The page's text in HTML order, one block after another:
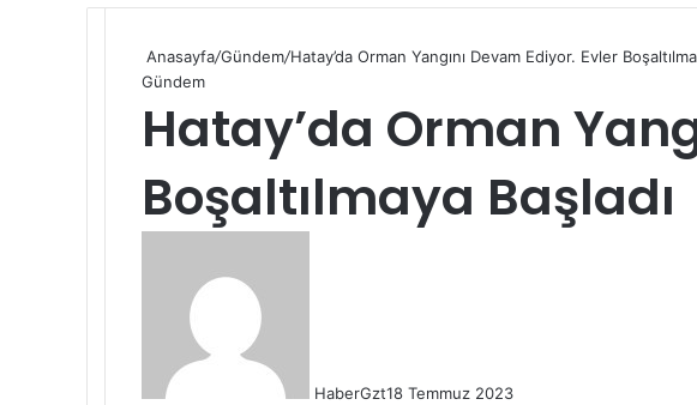
Anasayfa/Gündem/Hatay’da Orman Yangını Devam Ediyor. Evler
Gündem
Hatay’da Orman
Boşaltılmaya Başladı
HaberGzt18 Temmuz 2023